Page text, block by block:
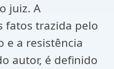
juiz. A
fatos trazida pelo
e a resistência
autor, é definido